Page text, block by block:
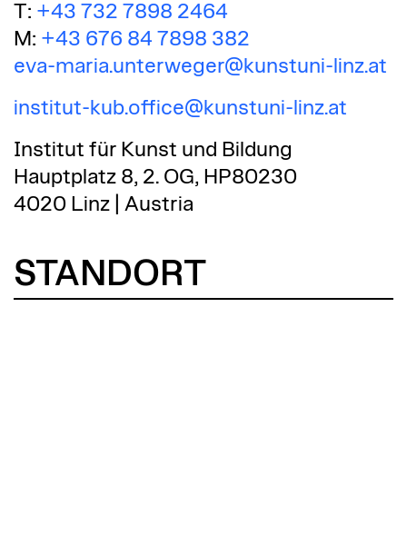
T: +43 732 7898 2464
M: +43 676 84 7898 382
eva-maria.unterweger@kunstuni-linz.at
institut-kub.office@kunstuni-linz.at
Institut für Kunst und Bildung
Hauptplatz 8, 2. OG, HP80230
4020 Linz | Austria
STANDORT